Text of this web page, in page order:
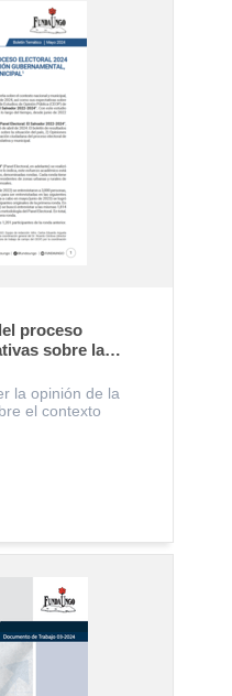
proceso
sobre la
y
la opinión de la
el contexto